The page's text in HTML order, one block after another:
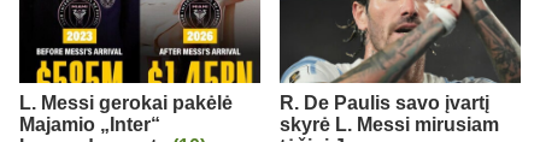
L. Messi gerokai pakėlė
Majamio „Inter“
R. De Paulis savo įvartį
skyrė L. Messi mirusiam